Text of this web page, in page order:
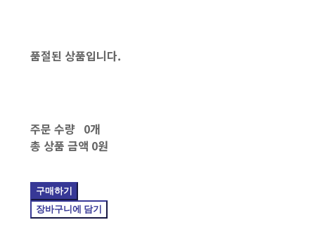
품절된 상품입니다.
주문 수량 0개
총 상품 금액 0원
구매하기
장바구니에 담기